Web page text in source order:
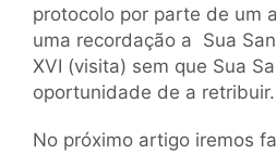
protocolo por parte de um
uma recordação a Sua
XVI (visita) sem que Sua
oportunidade de a retribuir.
No próximo artigo iremos